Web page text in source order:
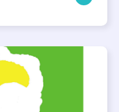
LECTURE INDIVIDUALISÉE